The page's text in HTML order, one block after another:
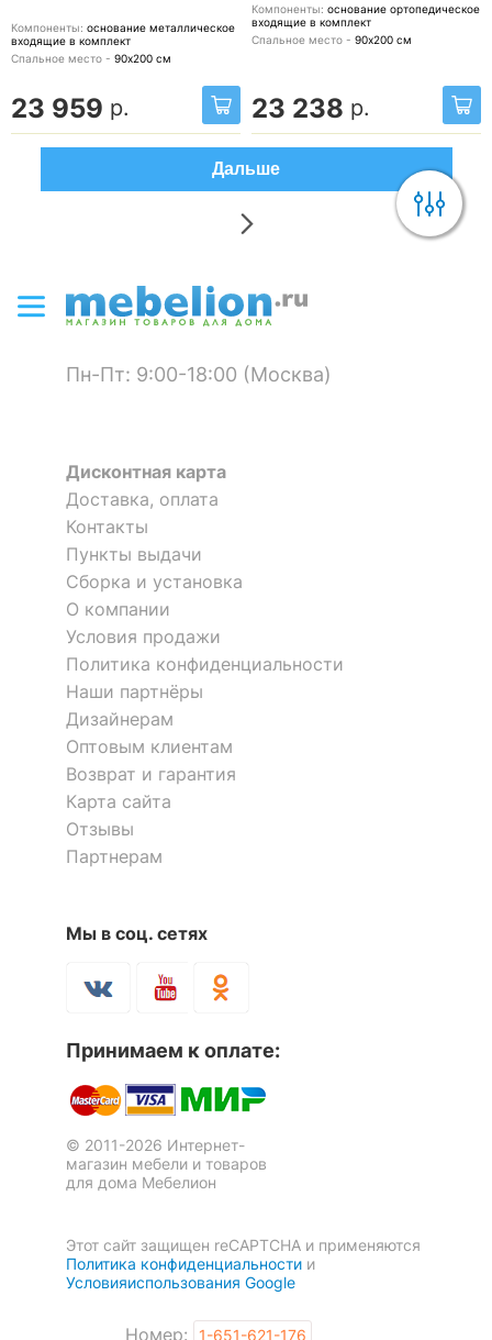
Компоненты: основание металлическое
входящие в комплект
Спальное место - 90х200 см
23 959 р.
Компоненты: основание ортопедическое
входящие в комплект
Спальное место - 90х200 см
23 238 р.
Дальше
Пн-Пт: 9:00-18:00 (Москва)
Дисконтная карта
Доставка, оплата
Контакты
Пункты выдачи
Сборка и установка
О компании
Условия продажи
Политика конфиденциальности
Наши партнёры
Дизайнерам
Оптовым клиентам
Возврат и гарантия
Карта сайта
Отзывы
Партнерам
Мы в соц. сетях
Принимаем к оплате:
© 2011-2026 Интернет-
магазин мебели и товаров
для дома Мебелион
Этот сайт защищен reCAPTCHA и применяются
Политика конфиденциальности и
Условияиспользования Google
Номер: 1-651-621-176